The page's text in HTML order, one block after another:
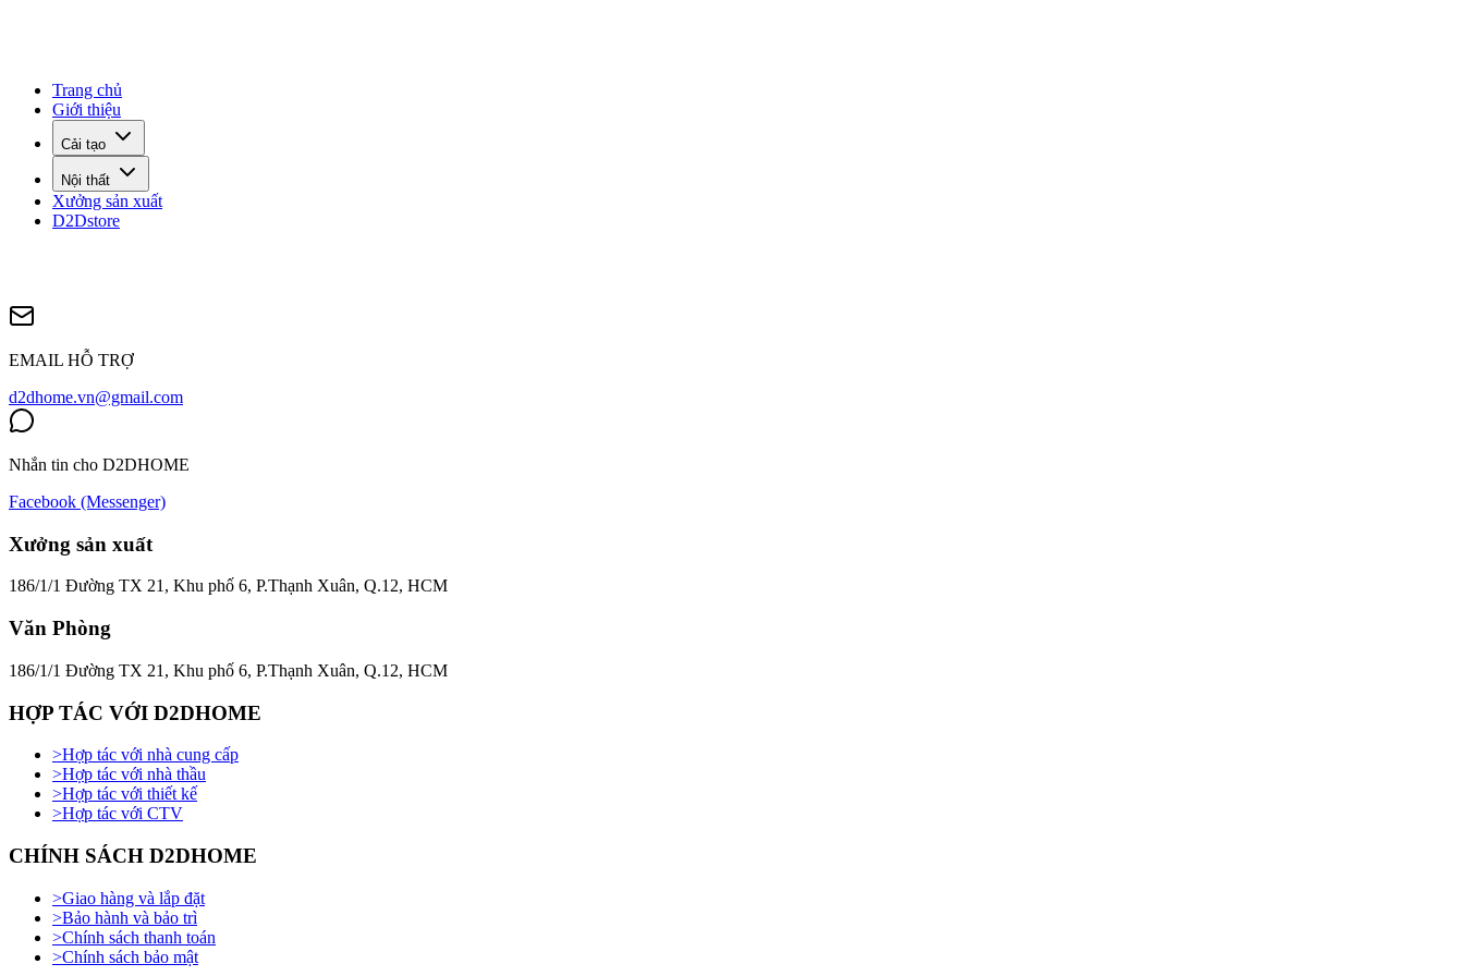
Trang chủ
Giới thiệu
Cải tạo
Nội thất
Xưởng sản xuất
D2Dstore
EMAIL HỖ TRỢ
d2dhome.vn@gmail.com
Nhắn tin cho D2DHOME
Facebook (Messenger)
Xưởng sản xuất
186/1/1 Đường TX 21, Khu phố 6, P.Thạnh Xuân, Q.12, HCM
Văn Phòng
186/1/1 Đường TX 21, Khu phố 6, P.Thạnh Xuân, Q.12, HCM
HỢP TÁC VỚI D2DHOME
>Hợp tác với nhà cung cấp
>Hợp tác với nhà thầu
>Hợp tác với thiết kế
>Hợp tác với CTV
CHÍNH SÁCH D2DHOME
>Giao hàng và lắp đặt
>Bảo hành và bảo trì
>Chính sách thanh toán
>Chính sách bảo mật